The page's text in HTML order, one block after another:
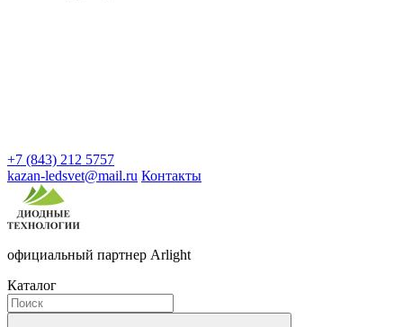
+7 (843) 212 5757
kazan-ledsvet@mail.ru Контакты
официальный партнер Arlight
Каталог